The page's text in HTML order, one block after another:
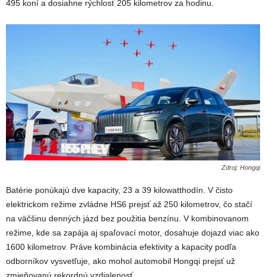
495 koní a dosiahne rýchlosť 205 kilometrov za hodinu.
Zdroj: Hongqi
Batérie ponúkajú dve kapacity, 23 a 39 kilowatthodín. V čisto
elektrickom režime zvládne HS6 prejsť až 250 kilometrov, čo stačí
na väčšinu denných jázd bez použitia benzínu. V kombinovanom
režime, kde sa zapája aj spaľovací motor, dosahuje dojazd viac ako
1600 kilometrov. Práve kombinácia efektivity a kapacity podľa
odborníkov vysvetľuje, ako mohol automobil Hongqi prejsť už